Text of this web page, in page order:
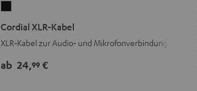
XLR-
Schwarz
Cordial XLR-Kabel
XLR‑Kabel zur Audio‑ und Mikrofonverbindung
ab 24,99 €